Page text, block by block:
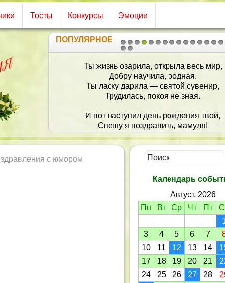
Тосты Конкурсы Эмоции
1 2
2021
ПОПУЛЯРНОЕ
Ты жизнь озарила, открыла весь мир,
Добру научила, родная.
Ты ласку дарила — святой сувенир,
Трудилась, покоя не зная.
И вот наступил день рождения твой,
Спешу я поздравить, мамуля!
Ты знай, что я в мыслях все время с
В разлуке безумно тоскуя.
А если мы рядом, улыбка цветет,
Любуюсь родными глазами.
Пусть жизнь лишь беспечность и счастье
Тебе — моей ласковой маме.
с юмором
Календарь
Август, 2026
Пн
Вт Ср Чт Пт
1
3
4 5 6 7
10
11 12 13 14
17
18 19 20 21
24
25 26 27 28